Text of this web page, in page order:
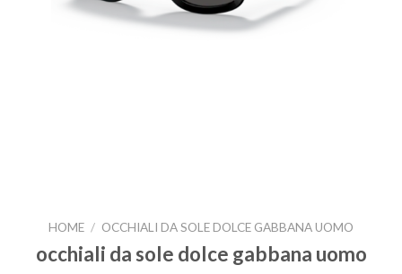
HOME / OCCHIALI DA SOLE DOLCE GABBANA UOMO
occhiali da sole dolce gabbana uomo